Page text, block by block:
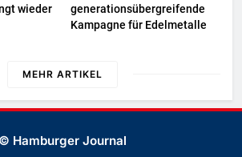
wieder
generationsübergreifende
Kampagne für Edelmetalle
MEHR ARTIKEL
© Hamburger Journal